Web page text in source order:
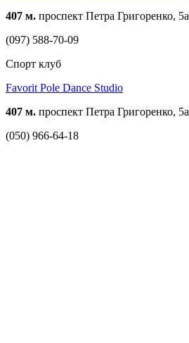
407 м. проспект Петра Григоренко, 5а
(097) 588-70-09
Спорт клуб
Favorit Pole Dance Studio
407 м. проспект Петра Григоренко, 5а
(050) 966-64-18